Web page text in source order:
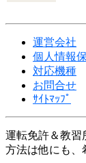
運営会社
個人情報
対応機種
お問合せ
ｻｲﾄﾏｯﾌﾟ
運転免許＆教習
方法は他にも、